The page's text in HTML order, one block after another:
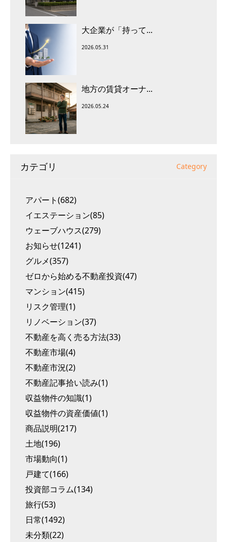
大企業が「持って...
2026.05.31
地方の賃貸オーナ...
2026.05.24
カテゴリ Category
アパート(682)
イエステーション(85)
ウェーブハウス(279)
お知らせ(1241)
グルメ(357)
ゼロから始める不動産投資(47)
マンション(415)
リスク管理(1)
リノベーション(37)
不動産を高く売る方法(33)
不動産市場(4)
不動産市況(2)
不動産記事拾い読み(1)
収益物件の知識(1)
収益物件の資産価値(1)
商品説明(217)
土地(196)
市場動向(1)
戸建て(166)
投資部コラム(134)
旅行(53)
日常(1492)
未分類(22)